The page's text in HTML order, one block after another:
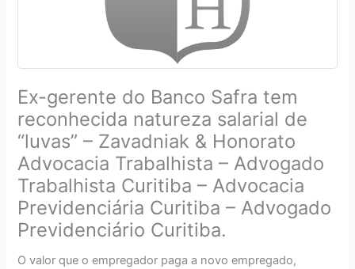
Ex-gerente do Banco Safra tem
reconhecida natureza salarial de
“luvas” – Zavadniak & Honorato
Advocacia Trabalhista – Advogado
Trabalhista Curitiba – Advocacia
Previdenciária Curitiba – Advogado
Previdenciário Curitiba.
O valor que o empregador paga a novo empregado,